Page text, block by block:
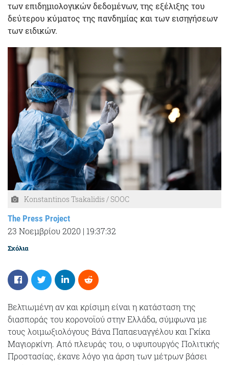
των επιδημιολογικών δεδομένων, της εξέλιξης του
δεύτερου κύματος της πανδημίας και των εισηγήσεων
των ειδικών.
Konstantinos Tsakalidis / SOOC
The Press Project
23 Νοεμβρίου 2020 | 19:37:32
Σχόλια
Βελτιωμένη αν και κρίσιμη είναι η κατάσταση της
διασποράς του κορονοϊού στην Ελλάδα, σύμφωνα με
τους λοιμωξιολόγους Βάνα Παπαευαγγέλου και Γκίκα
Μαγιορκίνη. Από πλευράς του, ο υφυπουργός Πολιτικής
Προστασίας, έκανε λόγο για άρση των μέτρων βάσει